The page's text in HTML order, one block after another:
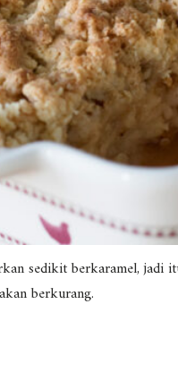
sedikit berkaramel, jadi
berkurang.